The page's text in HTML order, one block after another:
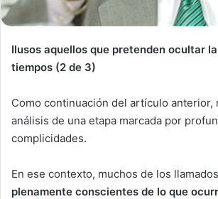
Ilusos aquellos que pretenden ocultar
tiempos (2 de 3)
Como continuación del artículo anterior,
análisis de una etapa marcada por
complicidades.
En ese contexto, muchos de los llamados
plenamente conscientes de lo que